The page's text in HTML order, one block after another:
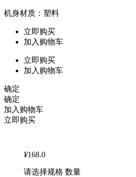
机身材质：塑料
立即购买
加入购物车
立即购买
加入购物车
确定
确定
加入购物车
立即购买
¥168.0
请选择规格 数量